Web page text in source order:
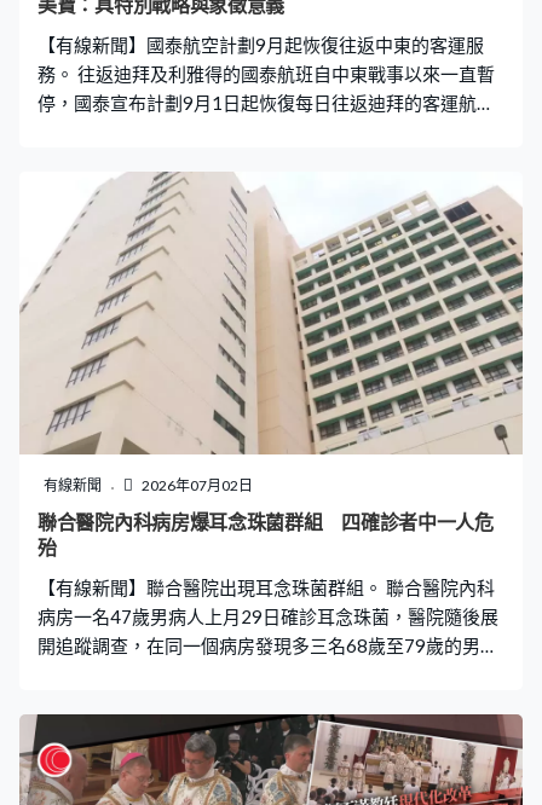
美寶：具特別戰略與象徵意義
【有線新聞】國泰航空計劃9月起恢復往返中東的客運服
務。 往返迪拜及利雅得的國泰航班自中東戰事以來一直暫
停，國泰宣布計劃9月1日起恢復每日往返迪拜的客運航
及物流局局長陳美寶表示往返利雅得航線由本港公司獨家
營運，復航對深化兩地雙邊關係及經貿發展具有特別戰略
與象徵意義。
有線新聞 2026年07月02日
聯合醫院內科病房爆耳念珠菌群組 四確診者中一人危
殆
【有線新聞】聯合醫院出現耳念珠菌群組。 聯合醫院內科
病房一名47歲男病人上月29日確診耳念珠菌，醫院隨後展
開追蹤調查，在同一個病房發現多三名68歲至79歲的男病